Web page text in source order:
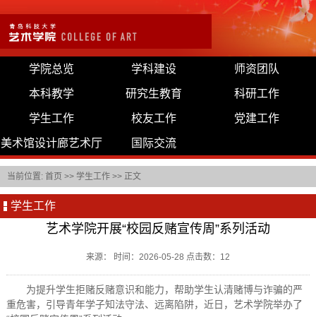
学院总览 学科建设 师资团队
本科教学 研究生教育 科研工作
学生工作 校友工作 党建工作
美术馆设计廊艺术厅 国际交流
当前位置: 首页 >> 学生工作 >> 正文
学生工作
艺术学院开展“校园反赌宣传周”系列活动
来源： 时间：2026-05-28 点击数： 12
为提升学生拒赌反赌意识和能力，帮助学生认清赌博与诈骗的严
重危害，引导青年学子知法守法、远离陷阱，近日，艺术学院举办了